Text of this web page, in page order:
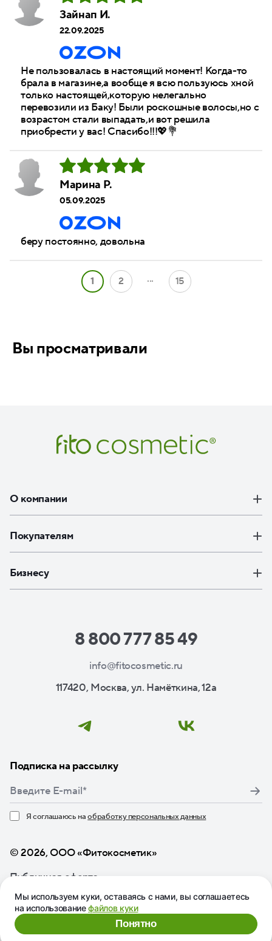
Зайнап И.
22.09.2025
Не пользовалась в настоящий момент! Когда-то
брала в магазине,а вообще я всю пользуюсь хной
только настоящей,которую нелегально
перевозили из Баку! Были роскошные волосы,но с
возрастом стали выпадать,и вот решила
приобрести у вас! Спасибо!!!💖💐
Марина Р.
05.09.2025
беру постоянно, довольна
1 2 ... 15
Вы просматривали
О компании
Покупателям
Бизнесу
8 800 777 85 49
info@fitocosmetic.ru
117420, Москва, ул. Намёткина, 12а
Подписка на рассылку
Я соглашаюсь наобработку персональных данных
© 2026, ООО «Фитокосметик»
Публичная оферта
Мы используем куки, оставаясь с нами, вы соглашаетесь
на использованиефайлов куки
Понятно